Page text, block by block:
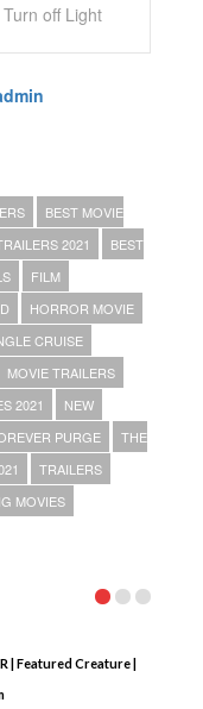
Turn off Light
BEST MOVIE
2021
BEST
FILM
HORROR MOVIE
CRUISE
MOVIE TRAILERS
2021
NEW
PURGE
THE
TRAILERS
MOVIES
| Featured Creature |